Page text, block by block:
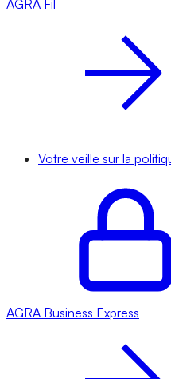
AGRA Fil
Votre veille sur la
AGRA Business Express